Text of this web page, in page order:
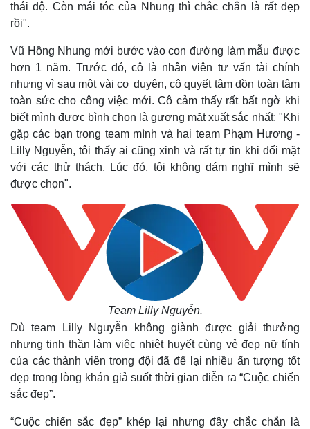
thái độ. Còn mái tóc của Nhung thì chắc chắn là rất đẹp
rồi".
Vũ Hồng Nhung mới bước vào con đường làm mẫu được
hơn 1 năm. Trước đó, cô là nhân viên tư vấn tài chính
nhưng vì sau một vài cơ duyên, cô quyết tâm dồn toàn tâm
toàn sức cho công việc mới. Cô cảm thấy rất bất ngờ khi
biết mình được bình chọn là gương mặt xuất sắc nhất: "Khi
gặp các bạn trong team mình và hai team Phạm Hương -
Lilly Nguyễn, tôi thấy ai cũng xinh và rất tự tin khi đối mặt
với các thử thách. Lúc đó, tôi không dám nghĩ mình sẽ
được chọn".
Team Lilly Nguyễn.
Dù team Lilly Nguyễn không giành được giải thưởng
nhưng tinh thần làm việc nhiệt huyết cùng vẻ đẹp nữ tính
của các thành viên trong đội đã để lại nhiều ấn tượng tốt
đẹp trong lòng khán giả suốt thời gian diễn ra “Cuộc chiến
sắc đẹp”.
“Cuộc chiến sắc đẹp” khép lại nhưng đây chắc chắn là